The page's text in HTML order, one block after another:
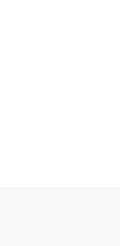
機械廠 備案號：